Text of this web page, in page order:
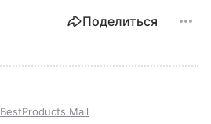
Поделиться
BestProducts Mail